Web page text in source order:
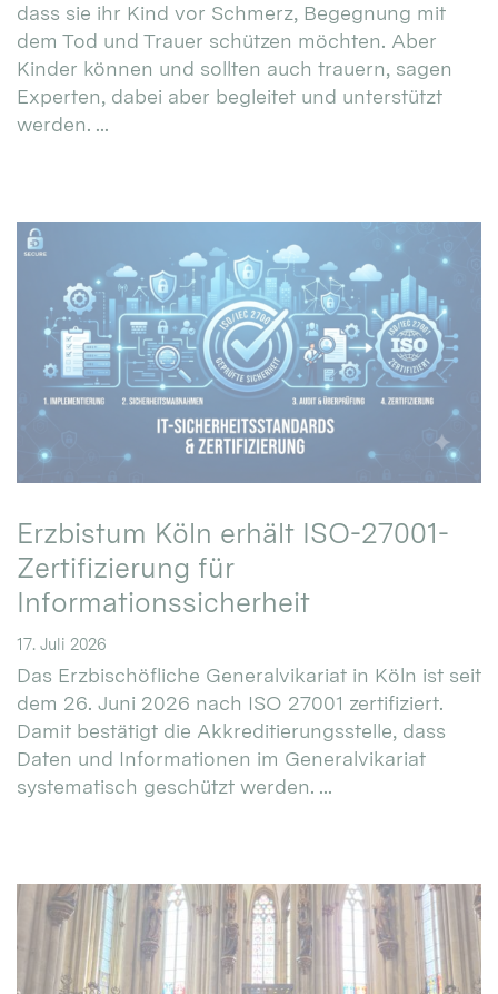
dass sie ihr Kind vor Schmerz, Begegnung mit
dem Tod und Trauer schützen möchten. Aber
Kinder können und sollten auch trauern, sagen
Experten, dabei aber begleitet und unterstützt
werden. ...
Erzbistum Köln erhält ISO-27001-
Zertifizierung für
Informationssicherheit
17. Juli 2026
Das Erzbischöfliche Generalvikariat in Köln ist seit
dem 26. Juni 2026 nach ISO 27001 zertifiziert.
Damit bestätigt die Akkreditierungsstelle, dass
Daten und Informationen im Generalvikariat
systematisch geschützt werden. ...